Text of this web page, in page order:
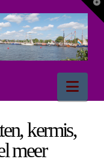
kermis,
meer